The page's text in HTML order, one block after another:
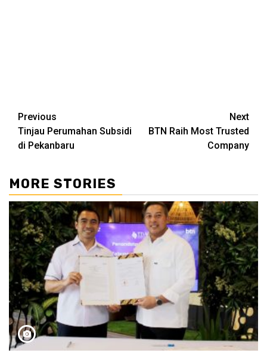
Continue
Reading
Previous
Tinjau Perumahan Subsidi
di Pekanbaru
Next
BTN Raih Most Trusted
Company
MORE STORIES